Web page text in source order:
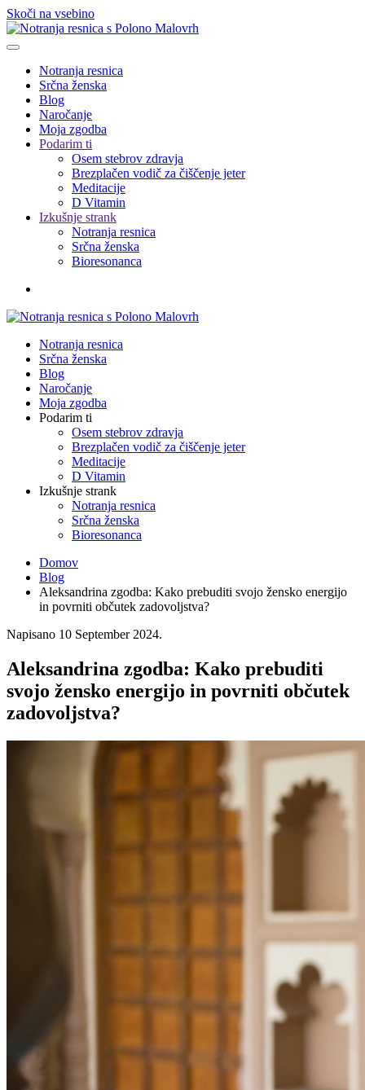
Skoči na vsebino
Notranja resnica
Srčna ženska
Blog
Naročanje
Moja zgodba
Podarim ti
Osem stebrov zdravja
Brezplačen vodič za čiščenje jeter
Meditacije
D Vitamin
Izkušnje strank
Notranja resnica
Srčna ženska
Bioresonanca
Notranja resnica
Srčna ženska
Blog
Naročanje
Moja zgodba
Podarim ti
Osem stebrov zdravja
Brezplačen vodič za čiščenje jeter
Meditacije
D Vitamin
Izkušnje strank
Notranja resnica
Srčna ženska
Bioresonanca
Domov
Blog
Aleksandrina zgodba: Kako prebuditi svojo žensko energijo
in povrniti občutek zadovoljstva?
Napisano 10 September 2024.
Aleksandrina zgodba: Kako prebuditi
svojo žensko energijo in povrniti občutek
zadovoljstva?